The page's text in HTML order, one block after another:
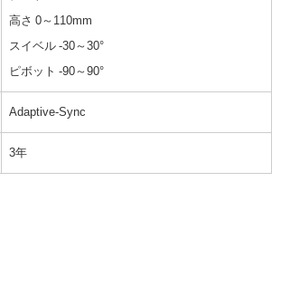
高さ 0～110mm
スイベル -30～30°
ピボット -90～90°
Adaptive-Sync
3年